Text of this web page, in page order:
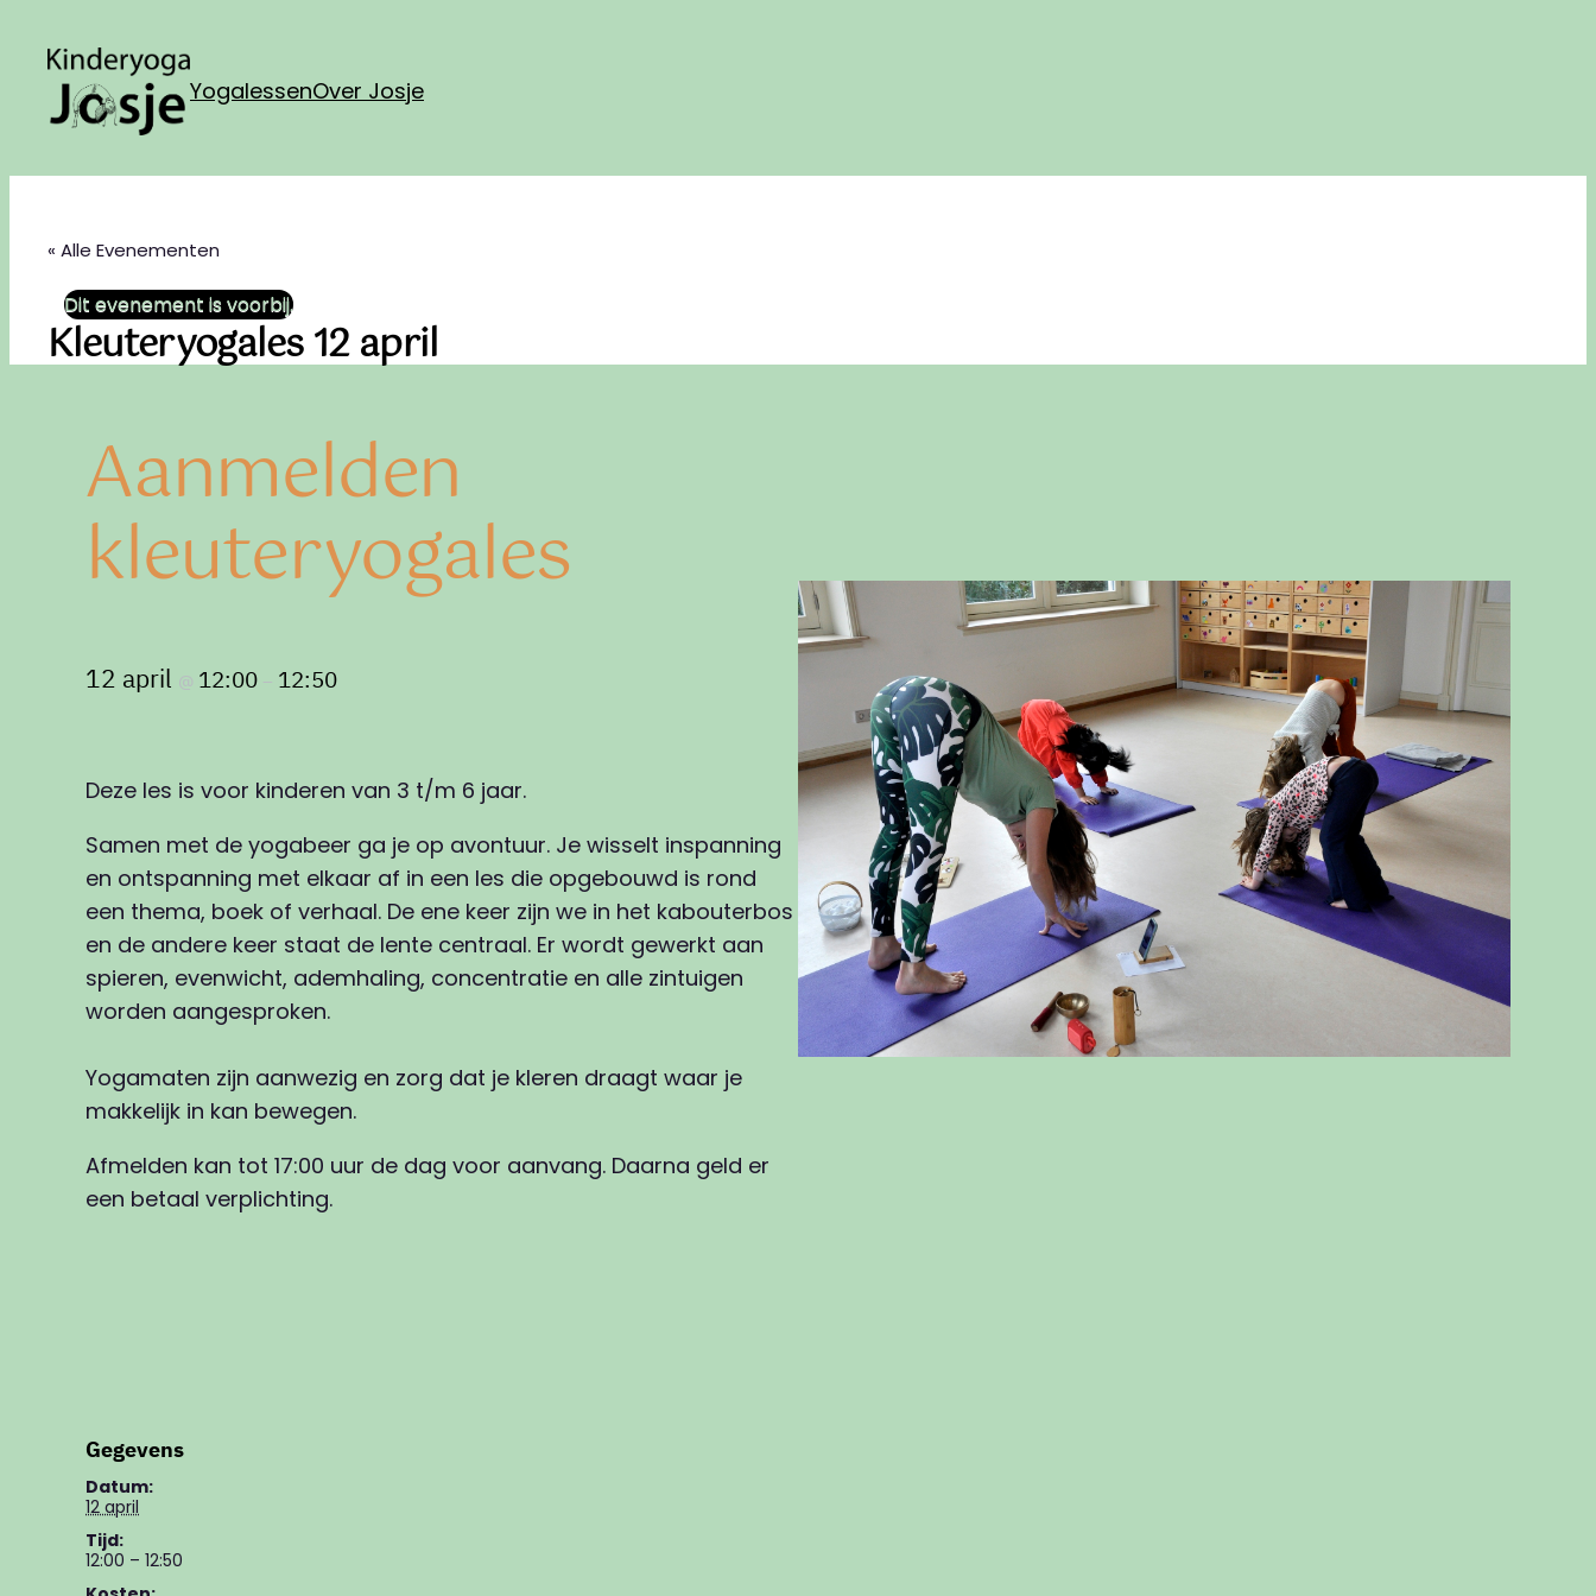
YogalessenOver Josje
« Alle Evenementen
Dit evenement is voorbij.
Kleuteryogales 12 april
Aanmelden
kleuteryogales
12 april @ 12:00 – 12:50
Deze les is voor kinderen van 3 t/m 6 jaar.
Samen met de yogabeer ga je op avontuur. Je wisselt inspanning
en ontspanning met elkaar af in een les die opgebouwd is rond
een thema, boek of verhaal. De ene keer zijn we in het kabouterbos
en de andere keer staat de lente centraal. Er wordt gewerkt aan
spieren, evenwicht, ademhaling, concentratie en alle zintuigen
worden aangesproken.
Yogamaten zijn aanwezig en zorg dat je kleren draagt waar je
makkelijk in kan bewegen.
Afmelden kan tot 17:00 uur de dag voor aanvang. Daarna geld er
een betaal verplichting.
Gegevens
Datum:
12 april
Tijd:
12:00 – 12:50